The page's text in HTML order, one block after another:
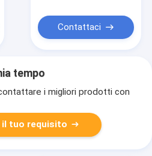
Contattaci
tempo
i migliori prodotti con
il tuo requisito